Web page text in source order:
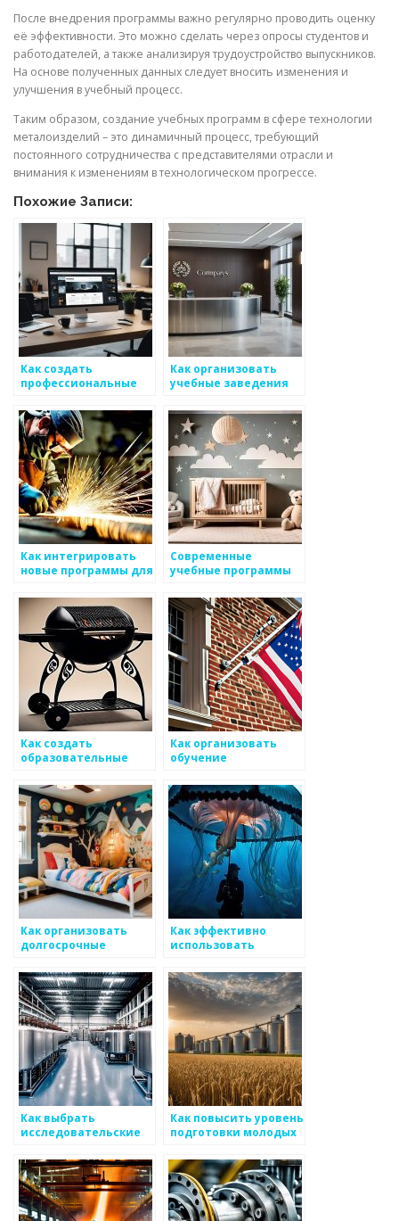
После внедрения программы важно регулярно проводить оценку
её эффективности. Это можно сделать через опросы студентов и
работодателей, а также анализируя трудоустройство выпускников.
На основе полученных данных следует вносить изменения и
улучшения в учебный процесс.
Таким образом, создание учебных программ в сфере технологии
металоизделий – это динамичный процесс, требующий
постоянного сотрудничества с представителями отрасли и
внимания к изменениям в технологическом прогрессе.
Похожие Записи:
Как создать
профессиональные
программы для
студентов в области
металлоизделий
Как организовать
учебные заведения
специалистов по
металлоизделиям
Как интегрировать
новые программы для
сотрудников в
области
металоизделий
Современные
учебные программы
Как создать
образовательные
с металоизделиями
Как организовать
обучение
работающих с
инновациями в сфере
металоизделий
Как организовать
долгосрочные
содействия
организации
молодежи в сфере
металоизделий
Как эффективно
использовать
программы в
практике рынка
металоизделий
Как выбрать
исследовательские
улучшения аспектов
металоизделий
Как повысить уровень
подготовки молодых
металлургии